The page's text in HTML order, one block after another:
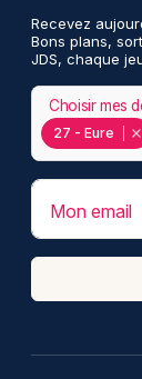
Recevez
Bons plans,
JDS, chaque
27 - Eure
Choisir mes
Mon email